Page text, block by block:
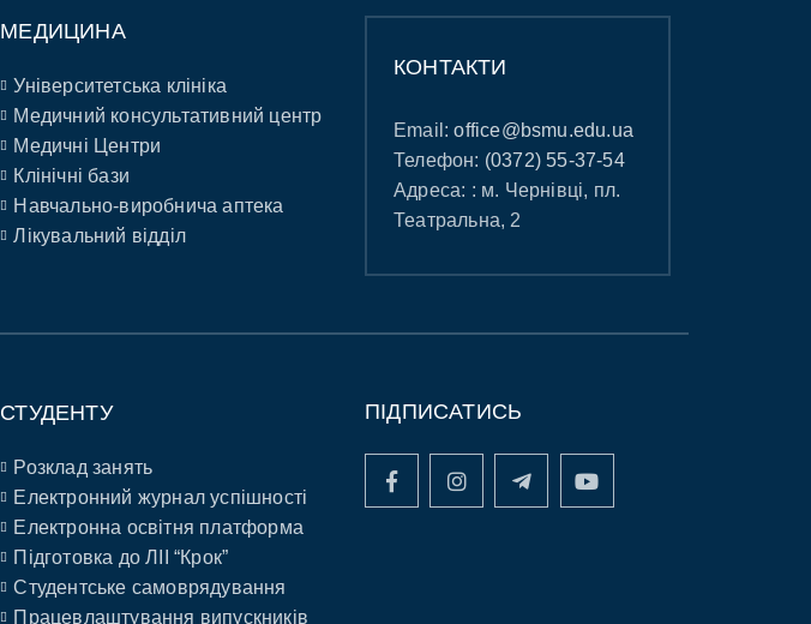
МЕДИЦИНА
Університетська клініка
Медичний консультативний центр
Медичні Центри
Клінічні бази
Навчально-виробнича аптека
Лікувальний відділ
КОНТАКТИ
Email:office@bsmu.edu.ua
Телефон: (0372) 55-37-54
Адреса: : м. Чернівці, пл.
Театральна, 2
СТУДЕНТУ
Розклад занять
Електронний журнал успішності
Електронна освітня платформа
Підготовка до ЛІІ “Крок”
Студентське самоврядування
Працевлаштування випускників
ПІДПИСАТИСЬ